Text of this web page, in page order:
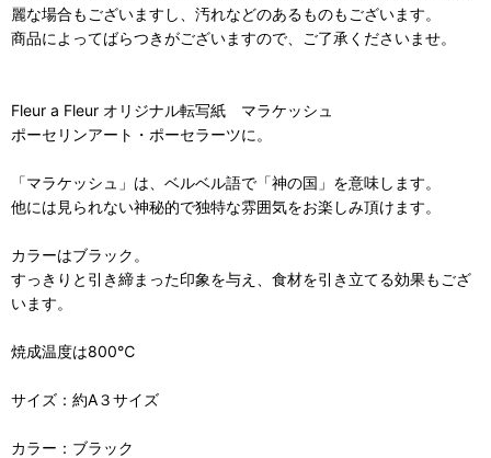
麗な場合もございますし、汚れなどのあるものもございます。
商品によってばらつきがございますので、ご了承くださいませ。
Fleur a Fleur オリジナル転写紙 マラケッシュ
ポーセリンアート・ポーセラーツに。
「マラケッシュ」は、ベルベル語で「神の国」を意味します。
他には見られない神秘的で独特な雰囲気をお楽しみ頂けます。
カラーはブラック。
すっきりと引き締まった印象を与え、食材を引き立てる効果もござ
います。
焼成温度は800℃
サイズ：約A３サイズ
カラー：ブラック